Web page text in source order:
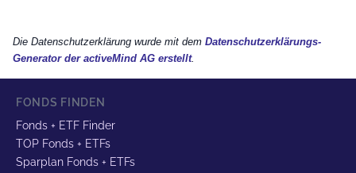
Die Datenschutzerklärung wurde mit dem Datenschutzerklärungs-
Generator der activeMind AG erstellt.
FONDS FINDEN
Fonds + ETF Finder
TOP Fonds + ETFs
Sparplan Fonds + ETFs